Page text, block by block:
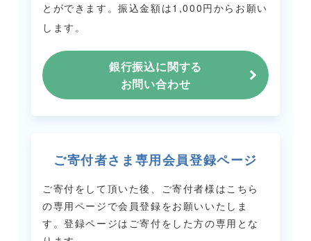
とができます。振込金額は1,000円からお願い
します。
銀行振込に関する
お問い合わせ
ご寄付者さま専用会員登録ページ
ご寄付をして頂いた後、ご寄付者様はこちら
の専用ページで会員登録をお願いいたしま
す。登録ページはご寄付をした方の専用とな